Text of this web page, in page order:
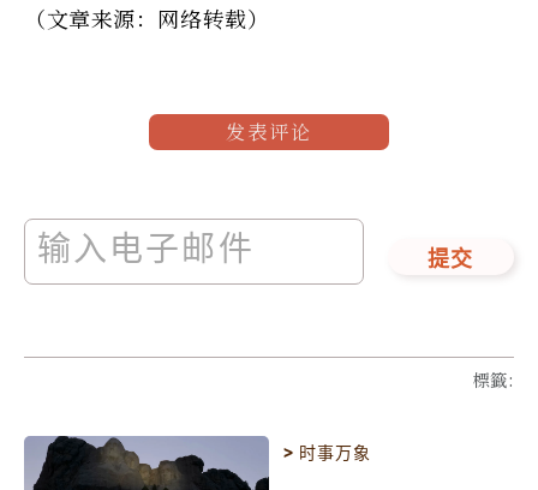
（文章来源：网络转载）
发表评论
提交
標籤:
> 时事万象